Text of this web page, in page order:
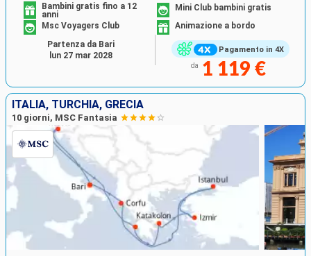
Pagamento in 4X
Bambini gratis fino a 12
anni
Mini Club bambini gratis
Msc Voyagers Club
Animazione a bordo
da 1 119 €
Partenza da Bari
lun 27 mar 2028
ITALIA, TURCHIA, GRECIA
10 giorni, MSC Fantasia